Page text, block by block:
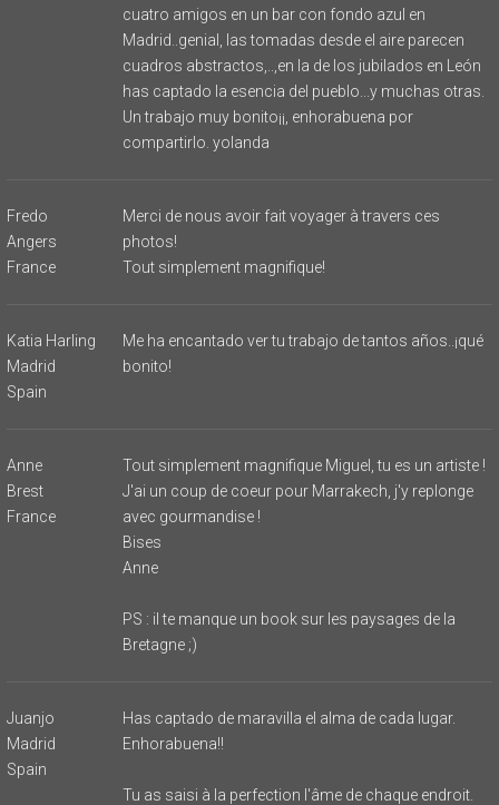
cuatro amigos en un bar con fondo azul en
Madrid..genial, las tomadas desde el aire parecen
cuadros abstractos,..,en la de los jubilados en León
has captado la esencia del pueblo...y muchas otras.
Un trabajo muy bonito¡¡, enhorabuena por
compartirlo. yolanda
Fredo
Angers
France
Merci de nous avoir fait voyager à travers ces
photos!
Tout simplement magnifique!
Katia Harling
Madrid
Spain
Me ha encantado ver tu trabajo de tantos años..¡qué
bonito!
Anne
Brest
France
Tout simplement magnifique Miguel, tu es un artiste !
J'ai un coup de coeur pour Marrakech, j'y replonge
avec gourmandise !
Bises
Anne
PS : il te manque un book sur les paysages de la
Bretagne ;)
Juanjo
Madrid
Spain
Has captado de maravilla el alma de cada lugar.
Enhorabuena!!
Tu as saisi à la perfection l'âme de chaque endroit.